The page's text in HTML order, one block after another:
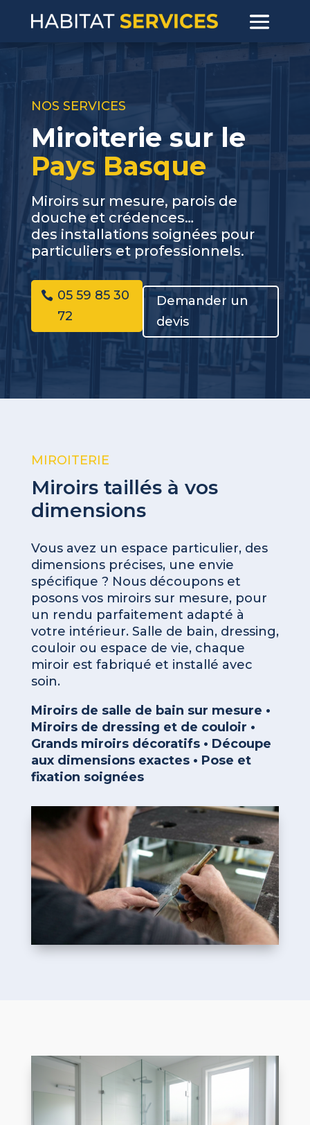
NOS SERVICES
Miroiterie sur le
Pays Basque
Miroirs sur mesure, parois de
douche et crédences…
des installations soignées pour
particuliers et professionnels.
05 59 85 30
72
Demander un
devis
MIROITERIE
Miroirs taillés à vos
dimensions
Vous avez un espace particulier, des
dimensions précises, une envie
spécifique ? Nous découpons et
posons vos miroirs sur mesure, pour
un rendu parfaitement adapté à
votre intérieur. Salle de bain, dressing,
couloir ou espace de vie, chaque
miroir est fabriqué et installé avec
soin.
Miroirs de salle de bain sur mesure •
Miroirs de dressing et de couloir •
Grands miroirs décoratifs • Découpe
aux dimensions exactes • Pose et
fixation soignées